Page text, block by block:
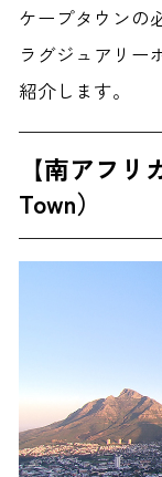
ケープタウンの
ラグジュアリー
紹介します。
【南アフ
Town）